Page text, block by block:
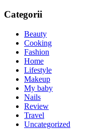
Categorii
Beauty
Cooking
Fashion
Home
Lifestyle
Makeup
My baby
Nails
Review
Travel
Uncategorized